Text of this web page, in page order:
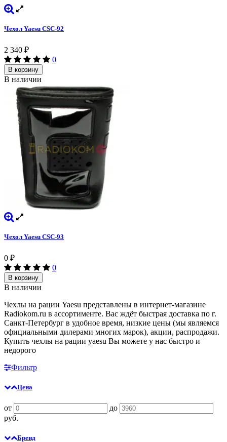
Чехол Yaesu CSC-92
2 340 ₽
0
В корзину
В наличии
Чехол Yaesu CSC-93
0 ₽
0
В корзину
В наличии
Чехлы на рации Yaesu представлены в интернет-магазине
Radiokom.ru в ассортименте. Вас ждёт быстрая доставка по г.
Санкт-Петербург в удобное время, низкие цены (мы являемся
официальными дилерами многих марок), акции, распродажи.
Купить чехлы на рации yaesu Вы можете у нас быстро и
недорого
Фильтр
Цена
от
до
руб.
Бренд